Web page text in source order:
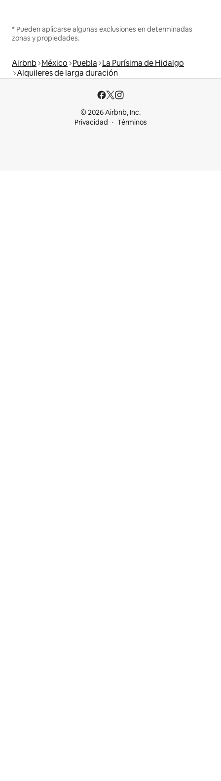
* Pueden aplicarse algunas exclusiones en determinadas
zonas y propiedades.
Airbnb México Puebla La Purísima de Hidalgo
Alquileres de larga duración
© 2026 Airbnb, Inc.
Privacidad
Términos